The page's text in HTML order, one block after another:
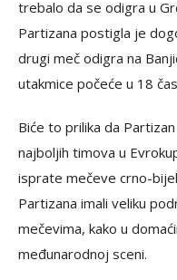
trebalo da se odigra u
Partizana postigla je
drugi meč odigra na
utakmice počeće u 18
Biće to prilika da
najboljih timova u
isprate mečeve crno-
Partizana imali veliku
mečevima, kako u
međunarodnoj sceni.